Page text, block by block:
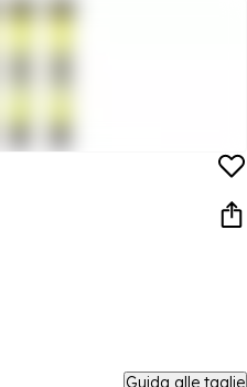
Guida alle taglie